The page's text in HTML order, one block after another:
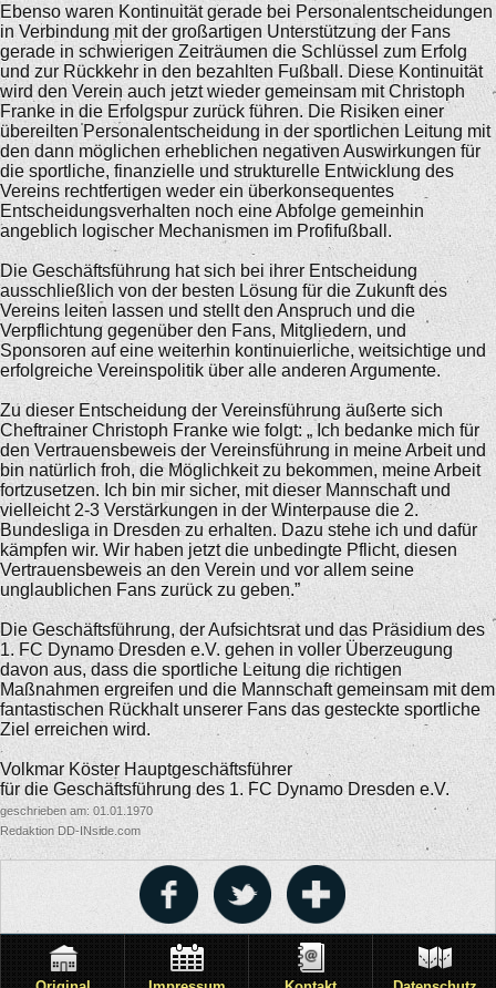
Ebenso waren Kontinuität gerade bei Personalentscheidungen
in Verbindung mit der großartigen Unterstützung der Fans
gerade in schwierigen Zeiträumen die Schlüssel zum Erfolg
und zur Rückkehr in den bezahlten Fußball. Diese Kontinuität
wird den Verein auch jetzt wieder gemeinsam mit Christoph
Franke in die Erfolgspur zurück führen. Die Risiken einer
übereilten Personalentscheidung in der sportlichen Leitung mit
den dann möglichen erheblichen negativen Auswirkungen für
die sportliche, finanzielle und strukturelle Entwicklung des
Vereins rechtfertigen weder ein überkonsequentes
Entscheidungsverhalten noch eine Abfolge gemeinhin
angeblich logischer Mechanismen im Profifußball.
Die Geschäftsführung hat sich bei ihrer Entscheidung
ausschließlich von der besten Lösung für die Zukunft des
Vereins leiten lassen und stellt den Anspruch und die
Verpflichtung gegenüber den Fans, Mitgliedern, und
Sponsoren auf eine weiterhin kontinuierliche, weitsichtige und
erfolgreiche Vereinspolitik über alle anderen Argumente.
Zu dieser Entscheidung der Vereinsführung äußerte sich
Cheftrainer Christoph Franke wie folgt: „ Ich bedanke mich für
den Vertrauensbeweis der Vereinsführung in meine Arbeit und
bin natürlich froh, die Möglichkeit zu bekommen, meine Arbeit
fortzusetzen. Ich bin mir sicher, mit dieser Mannschaft und
vielleicht 2-3 Verstärkungen in der Winterpause die 2.
Bundesliga in Dresden zu erhalten. Dazu stehe ich und dafür
kämpfen wir. Wir haben jetzt die unbedingte Pflicht, diesen
Vertrauensbeweis an den Verein und vor allem seine
unglaublichen Fans zurück zu geben.”
Die Geschäftsführung, der Aufsichtsrat und das Präsidium des
1. FC Dynamo Dresden e.V. gehen in voller Überzeugung
davon aus, dass die sportliche Leitung die richtigen
Maßnahmen ergreifen und die Mannschaft gemeinsam mit dem
fantastischen Rückhalt unserer Fans das gesteckte sportliche
Ziel erreichen wird.
Volkmar Köster Hauptgeschäftsführer
für die Geschäftsführung des 1. FC Dynamo Dresden e.V.
geschrieben am: 01.01.1970
Redaktion DD-INside.com